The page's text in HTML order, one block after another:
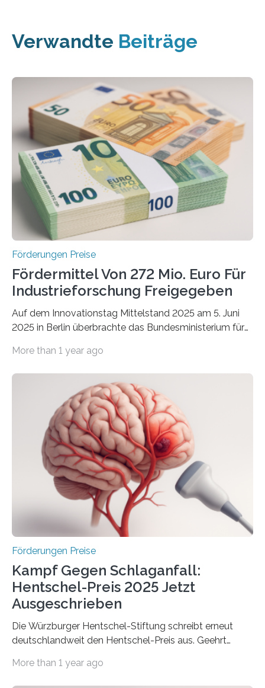
Verwandte Beiträge
Förderungen Preise
Fördermittel Von 272 Mio. Euro Für
Industrieforschung Freigegeben
Auf dem Innovationstag Mittelstand 2025 am 5. Juni
2025 in Berlin überbrachte das Bundesministerium für
Überplanmäßige Verpflichtungsermächtigungen in
Woche vom Haushaltsausschuss freigegeben – unter
anderem zur Unterstützung der
Industrieforschungsprogramme Industrielle
Gemeinschaftsforschung (IGF), Zentrales
Innovationsprogramm Mittelstand (ZIM) und
Innovationskompetenz INNO-KOM. Auf dem
Innovationstag Mittelstand 2025 am 5. Juni 2025 in
Berlin überbrachte das Bundesministerium für
Wirtschaft und Energie eine gute Nachricht:
Überplanmäßige Verpflichtungsermächtigungen in
More than 1 year ago
Förderungen Preise
Kampf Gegen Schlaganfall:
Hentschel-Preis 2025 Jetzt
Ausgeschrieben
Die Würzburger Hentschel-Stiftung schreibt erneut
deutschlandweit den Hentschel-Preis aus. Geehrt
hochrangige wissenschaftliche Publikation zum Thema
More than 1 year ago